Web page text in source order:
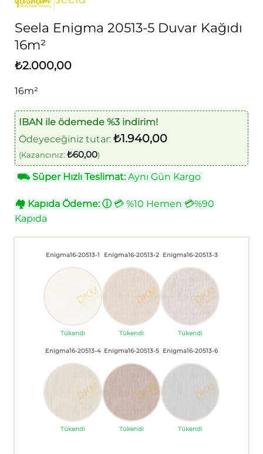
Seela Enigma 20513-5 Duvar Kağıdı
16m²
₺2.000,00
16m²
IBAN ile ödemede %3 indirim!
Ödeyeceğiniz tutar: ₺1.940,00
(Kazancınız: ₺60,00)
⛟Süper Hızlı Teslimat:Aynı Gün Kargo
🏘 Kapıda Ödeme: ⓘ💳 %10 Hemen 💳%90
Kapıda
Enigma16-20513-1
Tükendi
Enigma16-20513-2
Tükendi
Enigma16-20513-3
Tükendi
Enigma16-20513-4
Tükendi
Enigma16-20513-5
Tükendi
Enigma16-20513-6
Tükendi